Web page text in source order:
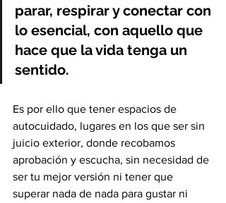
parar, respirar y conectar con
lo esencial, con aquello que
hace que la vida tenga un
sentido.
Es por ello que tener espacios de
autocuidado, lugares en los que ser sin
juicio exterior, donde recobamos
aprobación y escucha, sin necesidad de
ser tu mejor versión ni tener que
superar nada de nada para gustar ni